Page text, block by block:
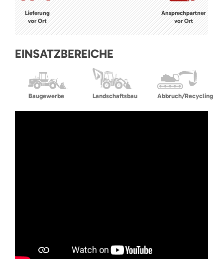
Lieferung
vor Ort
Ansprechpartner
vor Ort
EINSATZBEREICHE
Baugewerbe Landschaftsbau Abbruch/Recycling